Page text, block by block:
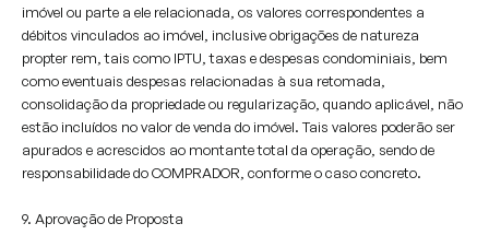
imóvel ou parte a ele relacionada, os valores correspondentes a
débitos vinculados ao imóvel, inclusive obrigações de natureza
propter rem, tais como IPTU, taxas e despesas condominiais, bem
como eventuais despesas relacionadas à sua retomada,
consolidação da propriedade ou regularização, quando aplicável, não
estão incluídos no valor de venda do imóvel. Tais valores poderão ser
apurados e acrescidos ao montante total da operação, sendo de
responsabilidade do COMPRADOR, conforme o caso concreto.
9. Aprovação de Proposta